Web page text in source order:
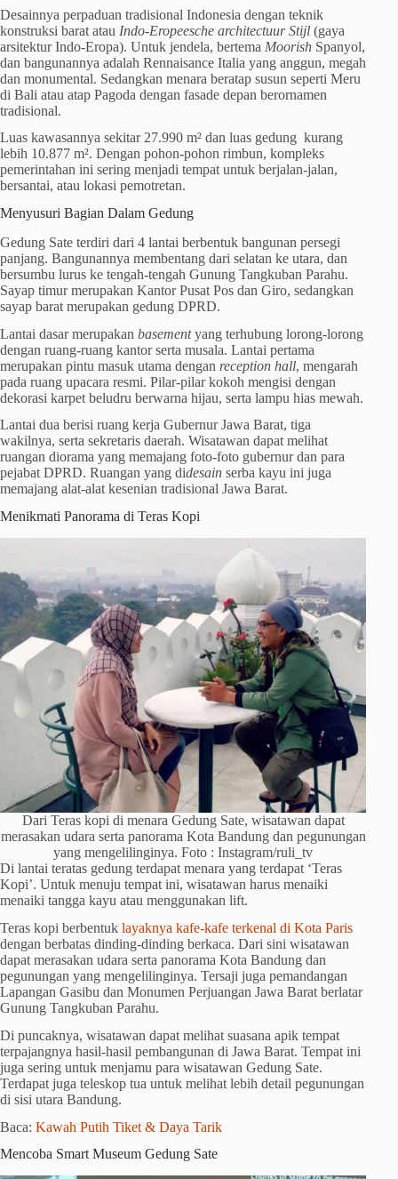
Desainnya perpaduan tradisional Indonesia dengan teknik
konstruksi barat atau Indo-Eropeesche architectuur Stijl (gaya
arsitektur Indo-Eropa). Untuk jendela, bertema Moorish Spanyol,
dan bangunannya adalah Rennaisance Italia yang anggun, megah
dan monumental. Sedangkan menara beratap susun seperti Meru
di Bali atau atap Pagoda dengan fasade depan berornamen
tradisional.
Luas kawasannya sekitar 27.990 m² dan luas gedung kurang
lebih 10.877 m². Dengan pohon-pohon rimbun, kompleks
pemerintahan ini sering menjadi tempat untuk berjalan-jalan,
bersantai, atau lokasi pemotretan.
Menyusuri Bagian Dalam Gedung
Gedung Sate terdiri dari 4 lantai berbentuk bangunan persegi
panjang. Bangunannya membentang dari selatan ke utara, dan
bersumbu lurus ke tengah-tengah Gunung Tangkuban Parahu.
Sayap timur merupakan Kantor Pusat Pos dan Giro, sedangkan
sayap barat merupakan gedung DPRD.
Lantai dasar merupakan basementyang terhubung lorong-lorong
dengan ruang-ruang kantor serta musala. Lantai pertama
merupakan pintu masuk utama dengan reception hall, mengarah
pada ruang upacara resmi. Pilar-pilar kokoh mengisi dengan
dekorasi karpet beludru berwarna hijau, serta lampu hias mewah.
Lantai dua berisi ruang kerja Gubernur Jawa Barat, tiga
wakilnya, serta sekretaris daerah. Wisatawan dapat melihat
ruangan diorama yang memajang foto-foto gubernur dan para
pejabat DPRD. Ruangan yang didesain serba kayu ini juga
memajang alat-alat kesenian tradisional Jawa Barat.
Menikmati Panorama di Teras Kopi
Dari Teras kopi di menara Gedung Sate, wisatawan dapat
merasakan udara serta panorama Kota Bandung dan pegunungan
yang mengelilinginya. Foto : Instagram/ruli_tv
Di lantai teratas gedung terdapat menara yang terdapat ‘Teras
Kopi’. Untuk menuju tempat ini, wisatawan harus menaiki
menaiki tangga kayu atau menggunakan lift.
Teras kopi berbentuk layaknya kafe-kafe terkenal di Kota Paris
dengan berbatas dinding-dinding berkaca. Dari sini wisatawan
dapat merasakan udara serta panorama Kota Bandung dan
pegunungan yang mengelilinginya. Tersaji juga pemandangan
Lapangan Gasibu dan Monumen Perjuangan Jawa Barat berlatar
Gunung Tangkuban Parahu.
Di puncaknya, wisatawan dapat melihat suasana apik tempat
terpajangnya hasil-hasil pembangunan di Jawa Barat. Tempat ini
juga sering untuk menjamu para wisatawan Gedung Sate.
Terdapat juga teleskop tua untuk melihat lebih detail pegunungan
di sisi utara Bandung.
Baca: Kawah Putih Tiket & Daya Tarik
Mencoba Smart Museum Gedung Sate